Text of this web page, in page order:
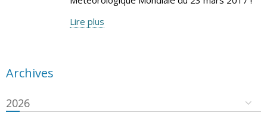
Lire plus
Archives
2026